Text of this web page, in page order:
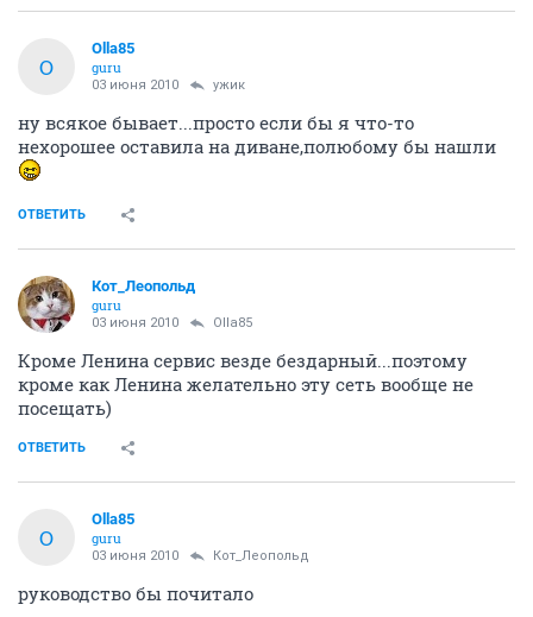
O
Olla85
guru
03 июня 2010 ужик
ну всякое бывает...просто если бы я что-то
нехорошее оставила на диване,полюбому бы нашли
ОТВЕТИТЬ
Кот_Леопольд
guru
03 июня 2010 Olla85
Кроме Ленина сервис везде бездарный...поэтому
кроме как Ленина желательно эту сеть вообще не
посещать)
ОТВЕТИТЬ
O
Olla85
guru
03 июня 2010 Кот_Леопольд
руководство бы почитало